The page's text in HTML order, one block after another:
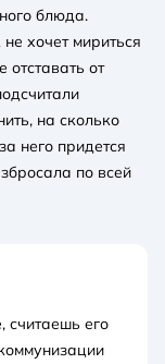
блюда.
хочет мириться
от
на сколько
него придется
по всей
считаешь его